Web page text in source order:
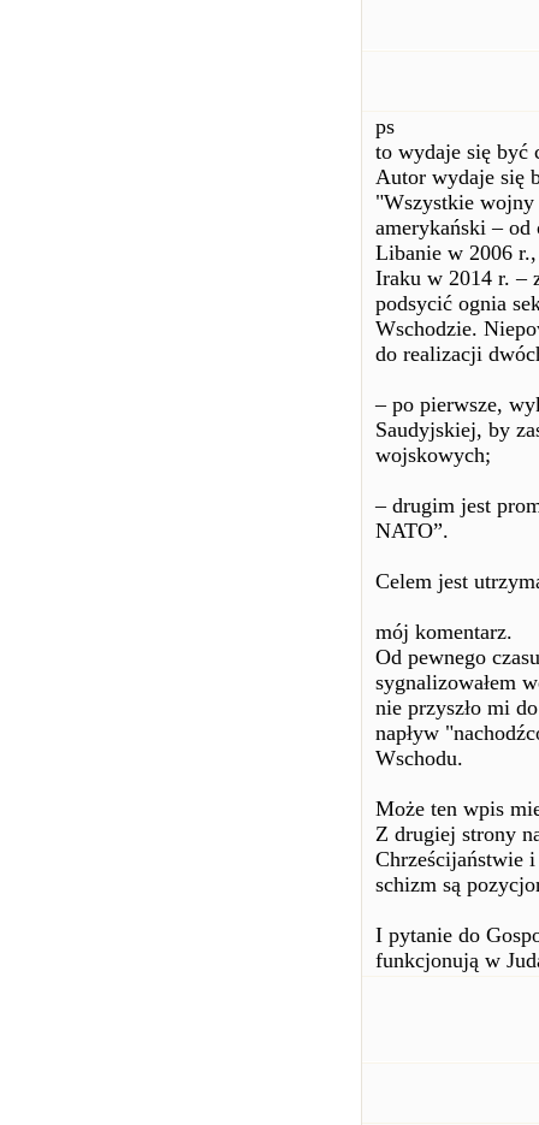
ps
to wydaje się być
Autor wydaje się
"Wszystkie wojny
amerykański –
Libanie w 2006
Iraku w 2014 r. –
podsycić ognia
Wschodzie.
do realizacji
– po pierwsze,
Saudyjskiej, by
wojskowych;
– drugim jest
NATO”.
Celem jest
mój komentarz.
Od pewnego
sygnalizowałem
nie przyszło mi
napływ
Wschodu.
Może ten wpis
Z drugiej strony
Chrześcijaństwie
schizm są
I pytanie do
funkcjonują w